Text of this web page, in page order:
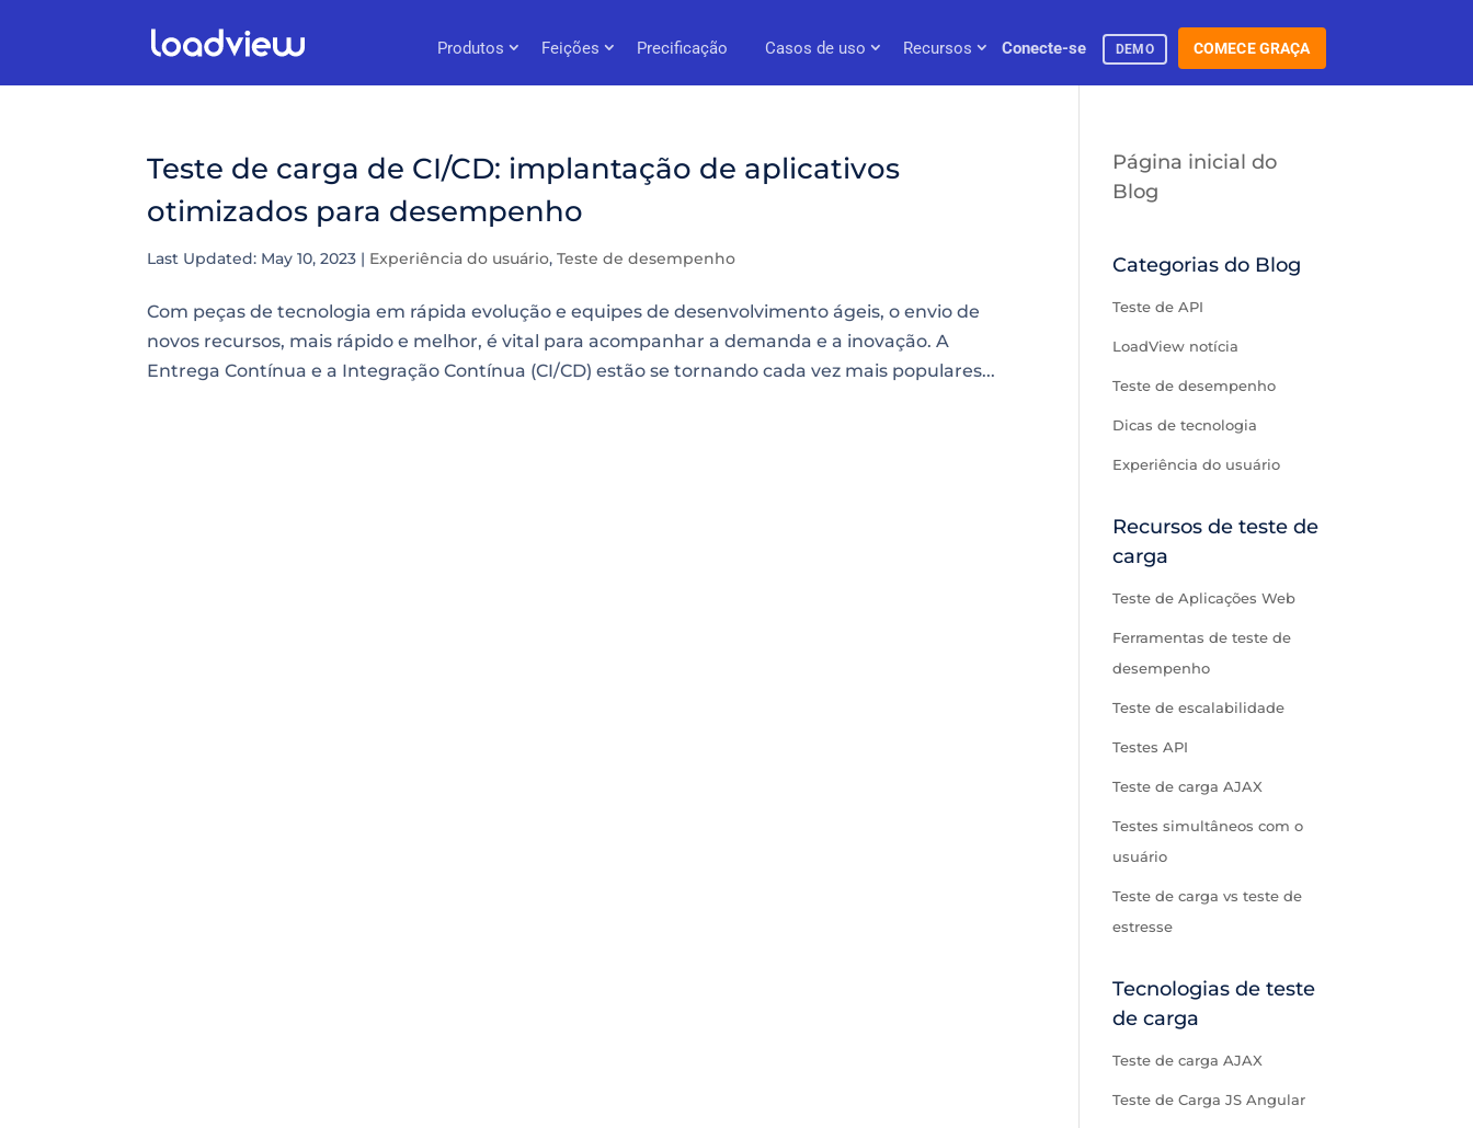
Produtos Feições Precificação Casos de uso Recursos Conecte-se DEMO COMECE GRAÇA
Teste de carga de CI/CD: implantação de aplicativos
otimizados para desempenho
Last Updated: May 10, 2023 | Experiência do usuário,Teste de desempenho
Com peças de tecnologia em rápida evolução e equipes de desenvolvimento ágeis, o envio de
novos recursos, mais rápido e melhor, é vital para acompanhar a demanda e a inovação. A
Entrega Contínua e a Integração Contínua (CI/CD) estão se tornando cada vez mais populares...
Página inicial do
Blog
Categorias do Blog
Teste de API
LoadView notícia
Teste de desempenho
Dicas de tecnologia
Experiência do usuário
Recursos de teste de
carga
Teste de Aplicações Web
Ferramentas de teste de
desempenho
Teste de escalabilidade
Testes API
Teste de carga AJAX
Testes simultâneos com o
usuário
Teste de carga vs teste de
estresse
Tecnologias de teste
de carga
Teste de carga AJAX
Teste de Carga JS Angular